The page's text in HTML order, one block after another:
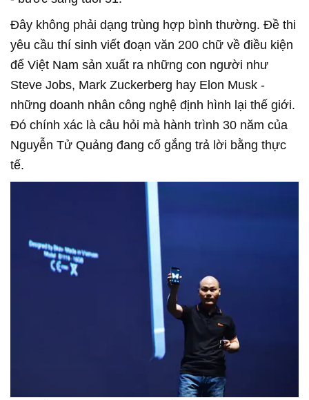
Đây không phải dạng trùng hợp bình thường. Đề thi
yêu cầu thí sinh viết đoạn văn 200 chữ về điều kiện
để Việt Nam sản xuất ra những con người như
Steve Jobs, Mark Zuckerberg hay Elon Musk -
những doanh nhân công nghệ định hình lại thế giới.
Đó chính xác là câu hỏi mà hành trình 30 năm của
Nguyễn Tử Quảng đang cố gắng trả lời bằng thực
tế.